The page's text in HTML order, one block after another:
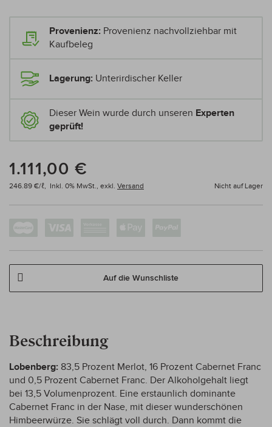
Provenienz: Provenienz nachvollziehbar mit
Kaufbeleg
Lagerung: Unterirdischer Keller
Dieser Wein wurde durch unseren Experten
geprüft!
1.111,00 €
Inkl. 0% MwSt., exkl. Versand Nicht auf Lager
246.89 €/ℓ,
Auf die Wunschliste
Beschreibung
Lobenberg: 83,5 Prozent Merlot, 16 Prozent Cabernet Franc
und 0,5 Prozent Cabernet Franc. Der Alkoholgehalt liegt
bei 13,5 Volumenprozent. Eine erstaunlich dominante
Cabernet Franc in der Nase, mit dieser wunderschönen
Himbeerwürze. Sie schlägt voll durch. Dann kommt die